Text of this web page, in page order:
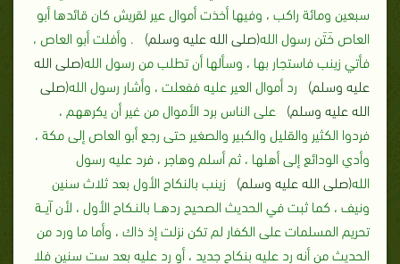
سبعين ومائة راكب ، وفيها أخذت أموال عير لقريش كان قائدها أبو
العاص خَتَن رسول الله(صلى الله عليه وسلم)
‏. ‏وأفلت أبو العاص ،
فأتي زينب فاستجار بها ، وسألها أن تطلب من رسول الله(صلى الله
عليه وسلم)
رد أموال العير عليه ففعلت ، وأشار رسول الله(صلى
الله عليه وسلم)
على الناس برد الأموال من غير أن يكرههم ،
فردوا الكثير والقليل والكبير والصغير حتى رجع أبو العاص إلى مكة ،
وأدي الودائع إلى أهلها ، ثم أسلم وهاجر ، فرد عليه رسول
الله(صلى الله عليه وسلم)
زينب بالنكاح الأول بعد ثلاث سنين
ونيف ، كما ثبت في الحديث الصحيح ردهــا بالنـكاح الأول ، لأن آيــة
تحريم المسلمات على الكفار لم تكن نزلت إذ ذاك ، وأما ما ورد من
الحديث من أنه رد عليه بنكاح جديد ، أو رد عليه بعد ست سنين فلا